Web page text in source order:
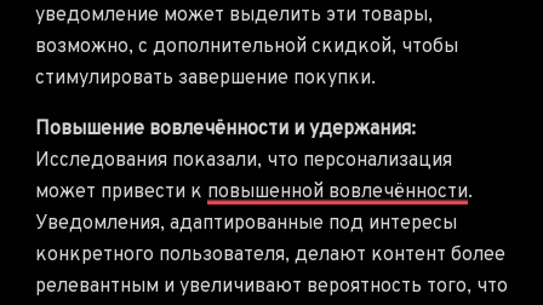
уведомление может выделить эти товары,
возможно, с дополнительной скидкой, чтобы
стимулировать завершение покупки.
Повышение вовлечённости и удержания:
Исследования показали, что персонализация
может привести к повышенной вовлечённости.
Уведомления, адаптированные под интересы
конкретного пользователя, делают контент более
релевантным и увеличивают вероятность того, что